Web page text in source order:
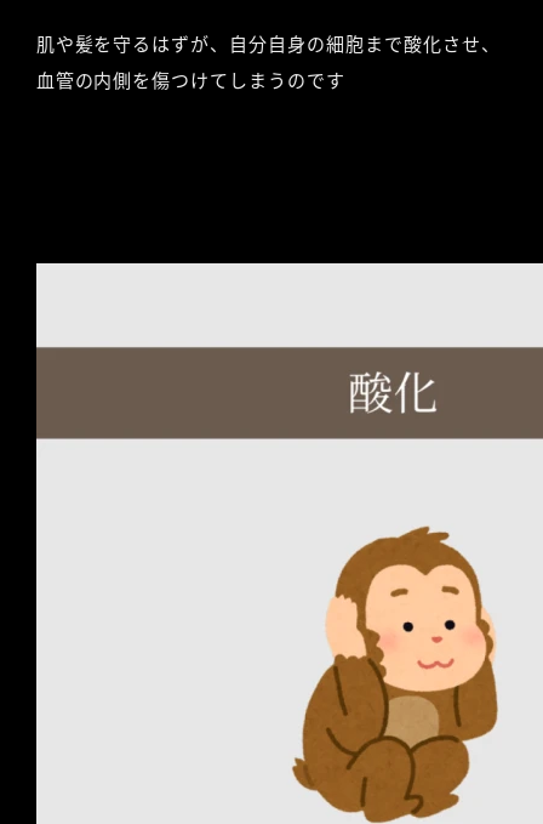
肌や髪を守るはずが、自分自身の細胞まで酸化させ、
血管の内側を傷つけてしまうのです